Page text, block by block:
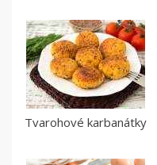
Tvarohové karbanátky